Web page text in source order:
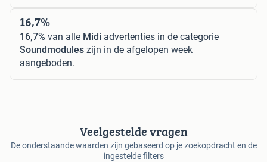
16,7%
16,7% van alle Midi advertenties in de categorie
Soundmodules zijn in de afgelopen week
aangeboden.
Veelgestelde vragen
De onderstaande waarden zijn gebaseerd op je zoekopdracht en de
ingestelde filters